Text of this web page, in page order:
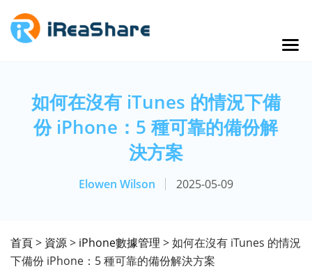
如何在沒有 iTunes 的情況下備
份 iPhone：5 種可靠的備份解
決方案
Elowen Wilson 2025-05-09
首頁> 資源> iPhone數據管理 > 如何在沒有 iTunes 的情況
下備份 iPhone：5 種可靠的備份解決方案